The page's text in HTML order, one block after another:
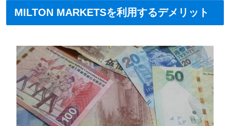
MILTON MARKETSを利用するデメリット